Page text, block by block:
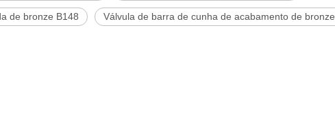
de bronze B148 Válvula de barra de cunha de acabamento de bronze